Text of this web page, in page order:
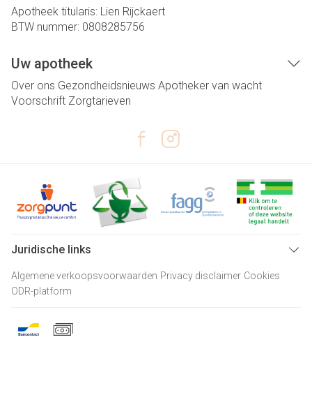
Apotheek titularis: Lien Rijckaert
BTW nummer: 0808285756
Uw apotheek
Over ons Gezondheidsnieuws Apotheker van wacht
Voorschrift Zorgtarieven
Juridische links
Algemene verkoopsvoorwaarden Privacy disclaimer Cookies
ODR-platform